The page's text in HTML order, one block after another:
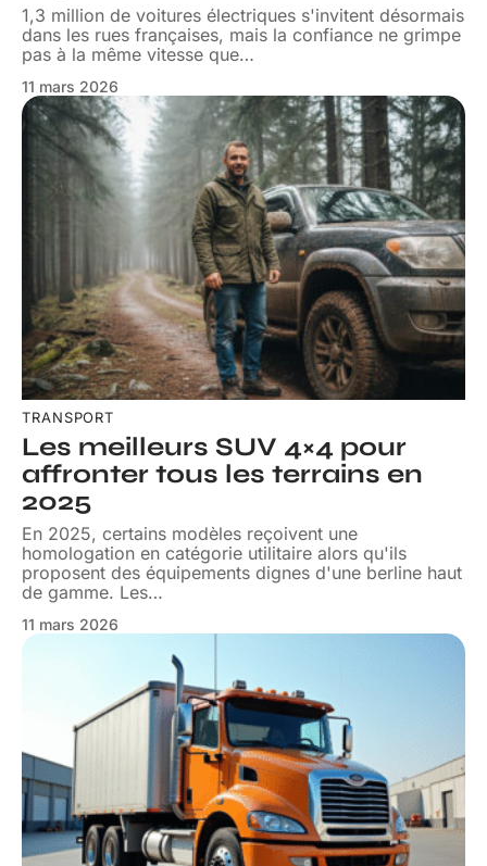
1,3 million de voitures électriques s'invitent désormais
dans les rues françaises, mais la confiance ne grimpe
pas à la même vitesse que…
11 mars 2026
TRANSPORT
Les meilleurs SUV 4×4 pour
affronter tous les terrains en
2025
En 2025, certains modèles reçoivent une
homologation en catégorie utilitaire alors qu'ils
proposent des équipements dignes d'une berline haut
de gamme. Les…
11 mars 2026